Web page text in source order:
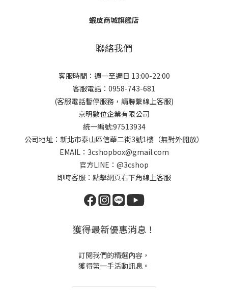
蝦皮商城旗艦店
聯絡我們
客服時間：週一至週日 13:00-22:00
客服電話：0958-743-681
(客服電話暫停服務，請聯繫線上客服)
京明數位企業有限公司
統一編號:97513934
公司地址：新北市泰山區信華二街3號1樓（無對外開放）
EMAIL：3cshopbox@gmail.com
官方LINE：@3cshop
即時客服：點擊網頁右下角線上客服
獲得最新優惠消息！
訂閱我們的精選內容，
獲得第一手活動訊息。